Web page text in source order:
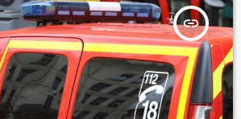
insert_link